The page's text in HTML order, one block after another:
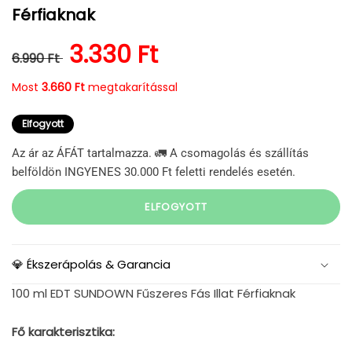
a
Férfiaknak
Normál ár
6.990 Ft Kedvezményes ár
3.330 Ft
Most 3.660 Ft megtakarítással
Elfogyott
Az ár az ÁFÁT tartalmazza. 🚛 A csomagolás és szállítás
belföldön INGYENES 30.000 Ft feletti rendelés esetén.
ELFOGYOTT
💎 Ékszerápolás & Garancia
100 ml EDT SUNDOWN Fűszeres Fás Illat Férfiaknak
Fő karakterisztika: